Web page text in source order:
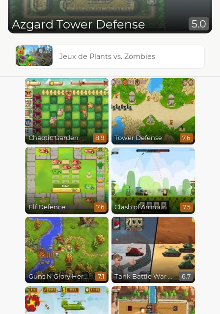
Azgard Tower Defense 5.0
Jeux de Plants vs. Zombies
Chaotic Garden 8.9 Tower Defense 7.6
Elf Defence 7.6 Clash of Armour 7.5
Guns N Glory Heroes 7.1 Tank Battle War Commander 6.7